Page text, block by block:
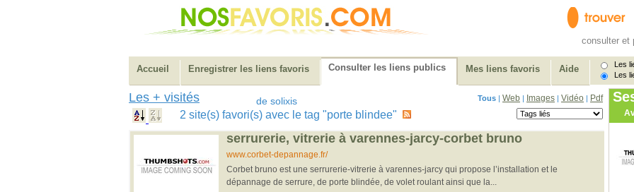
consulter et
Accueil Enregistrer les liens favoris Consulter les liens publics Mes liens favoris Aide
Les
Les
Les + visités de solixis Tous | Web | Images | Vidéo | Pdf
2 site(s) favori(s) avec le tag "porte blindee"
serrurerie, vitrerie à varennes-jarcy-corbet bruno
www.corbet-depannage.fr/
Corbet bruno est une serrurerie-vitrerie à varennes-jarcy qui propose l’installation et le
dépannage de serrure, de porte blindée, de volet roulant ainsi que la...